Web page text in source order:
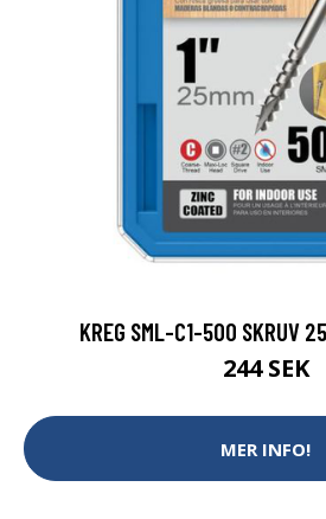
KREG SML-C1-500 SKRUV
244 SEK
MER INFO!